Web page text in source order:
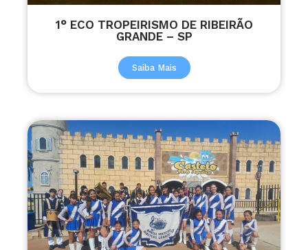
1° ECO TROPEIRISMO DE RIBEIRÃO
GRANDE – SP
Saiba Mais